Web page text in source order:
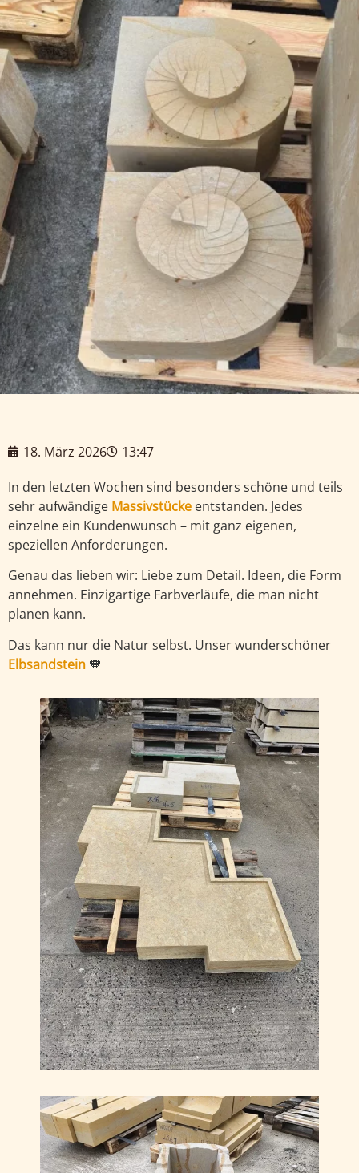
18. März 2026
13:47
In den letzten Wochen sind besonders schöne und teils
sehr aufwändige Massivstücke entstanden. Jedes
einzelne ein Kundenwunsch – mit ganz eigenen,
speziellen Anforderungen.
Genau das lieben wir: Liebe zum Detail. Ideen, die Form
annehmen. Einzigartige Farbverläufe, die man nicht
planen kann.
Das kann nur die Natur selbst. Unser wunderschöner
Elbsandstein 🧡